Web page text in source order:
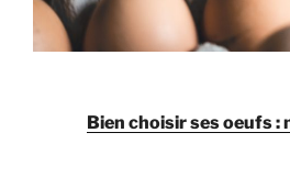
Bien choisir ses oeufs :